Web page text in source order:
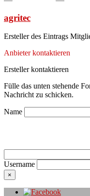
agritec
Ersteller des Eintrags
Anbieter kontaktieren
Ersteller kontaktieren
Fülle das unten stehende
Nachricht zu schicken.
Name
Username
×